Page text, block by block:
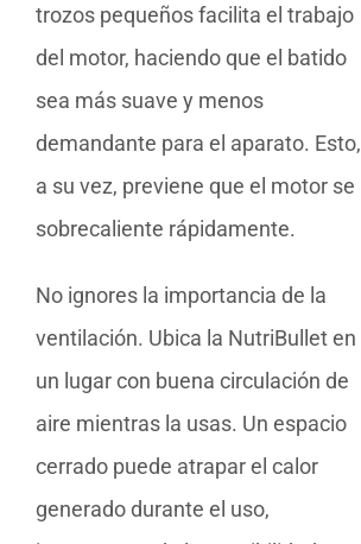
trozos pequeños facilita el trabajo
del motor, haciendo que el batido
sea más suave y menos
demandante para el aparato. Esto,
a su vez, previene que el motor se
sobrecaliente rápidamente.
No ignores la importancia de la
ventilación. Ubica la NutriBullet en
un lugar con buena circulación de
aire mientras la usas. Un espacio
cerrado puede atrapar el calor
generado durante el uso,